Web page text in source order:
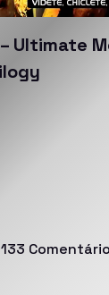
Ultimate
133